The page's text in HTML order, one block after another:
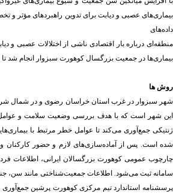
بیماری‌های عصبی و دیابت برای تدوین راهبردهای مؤثر و
داده‌های
منطقه‌ای درباره بار اقتصادی ناشی از اختلالات عصبی و
بیماری‌ها در جمعیت بزرگسال کوهورت سبزوار انجام شد تا
روش ها
این شهر است که با هدف بررسی وضعیت سلامت و عوامل
ژنتیکی جمع‌آوری می‌کند تا عوامل خطر مرتبط با
شده است. پس از آماده‌سازی‌های لازم و حضور کارکنان
چارچوب عمومی کوهورت بزرگسالان ایرانی، اطلاعات
سامانه ثبت می‌شود اطلاعات جمعیت‌شناختی مانند سن،
پرسشنامه استاندارد تیم مرکزی کوهورت پرشین